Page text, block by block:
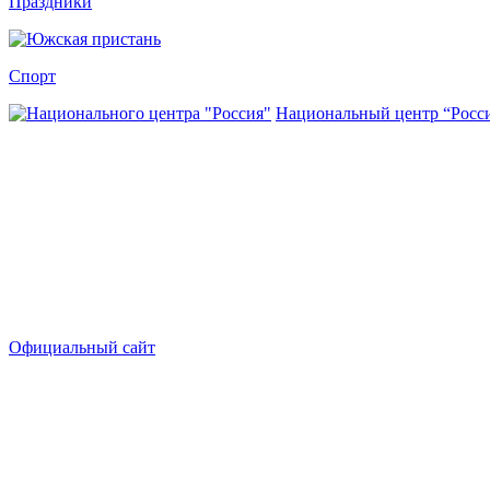
Спорт
Национальный центр
Официальный сайт